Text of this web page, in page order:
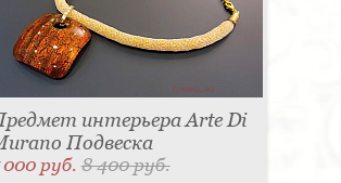
интерьера Arte Di
Подвеска
000 руб.8 400 руб.